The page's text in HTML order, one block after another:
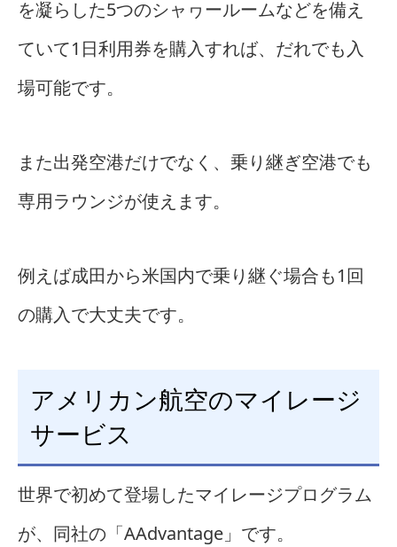
を凝らした5つのシャヮールームなどを備え
ていて1日利用券を購入すれば、だれでも入
場可能です。
また出発空港だけでなく、乗り継ぎ空港でも
専用ラウンジが使えます。
例えば成田から米国内で乗り継ぐ場合も1回
の購入で大丈夫です。
アメリカン航空のマイレージ
サービス
世界で初めて登場したマイレージプログラム
が、同社の「AAdvantage」です。